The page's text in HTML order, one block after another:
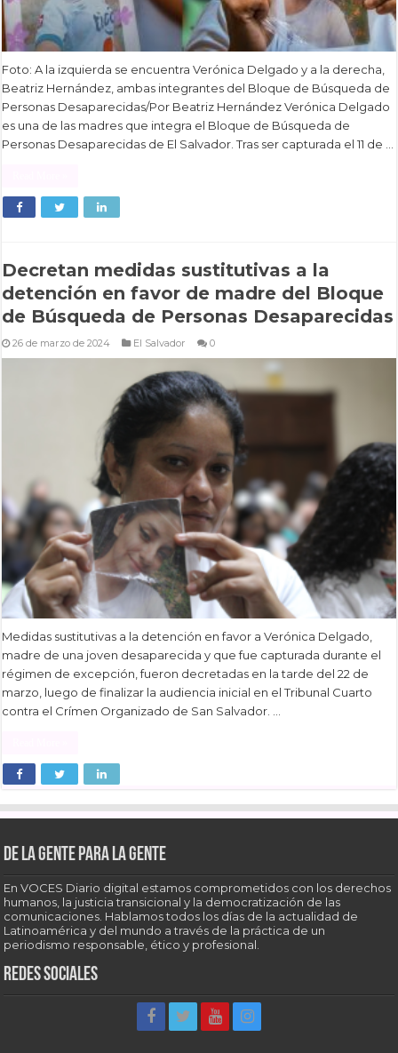
Foto: A la izquierda se encuentra Verónica Delgado y a la derecha,
Beatriz Hernández, ambas integrantes del Bloque de Búsqueda de
Personas Desaparecidas/Por Beatriz Hernández Verónica Delgado
es una de las madres que integra el Bloque de Búsqueda de
Personas Desaparecidas de El Salvador. Tras ser capturada el 11 de …
Decretan medidas sustitutivas a la
detención en favor de madre del Bloque
de Búsqueda de Personas Desaparecidas
26 de marzo de 2024 El Salvador 0
Medidas sustitutivas a la detención en favor a Verónica Delgado,
madre de una joven desaparecida y que fue capturada durante el
régimen de excepción, fueron decretadas en la tarde del 22 de
marzo, luego de finalizar la audiencia inicial en el Tribunal Cuarto
contra el Crímen Organizado de San Salvador. …
De la gente para la gente
En VOCES Diario digital estamos comprometidos con los derechos
humanos, la justicia transicional y la democratización de las
comunicaciones. Hablamos todos los días de la actualidad de
Latinoamérica y del mundo a través de la práctica de un
periodismo responsable, ético y profesional.
Redes sociales